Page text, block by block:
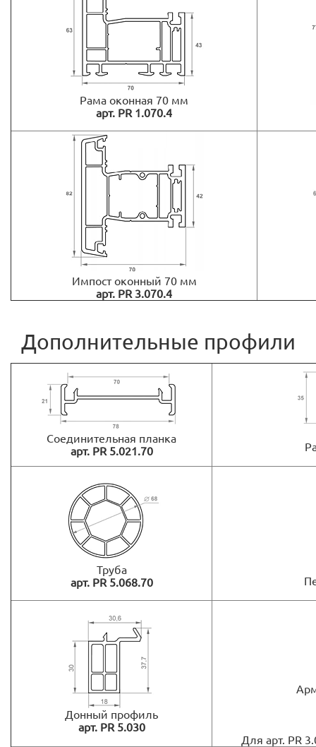
Рама оконная 70 мм
арт. PR 1.070.4
Импост оконный 70 мм
арт. PR 3.070.4
Дополнительные профили
Соединительная планка
арт. PR 5.021.70
Труба
арт. PR 5.068.70
Донный профиль
арт. PR 5.030
Для арт. PR